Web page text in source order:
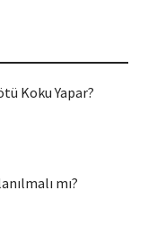
Koku Yapar?
mı?